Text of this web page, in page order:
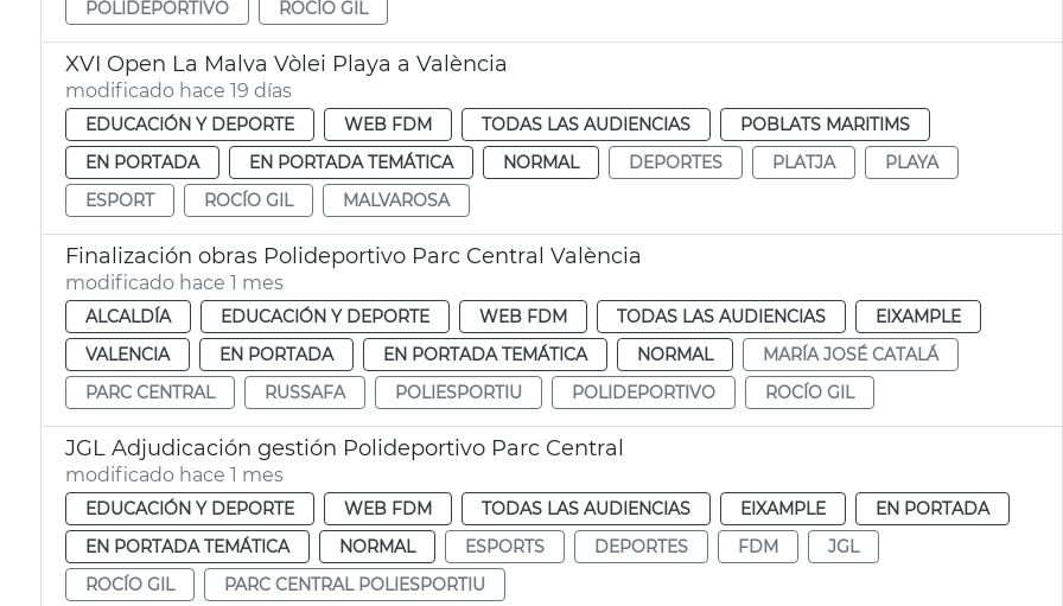
POLIDEPORTIVO
ROCÍO GIL
XVI Open La Malva Vòlei Playa a València
modificado hace 19 días
EDUCACIÓN Y DEPORTE WEB FDM TODAS LAS AUDIENCIAS
POBLATS MARITIMS
EN PORTADA
EN PORTADA TEMÁTICA NORMAL DEPORTES PLATJA
PLAYA
ESPORT
ROCÍO GIL MALVAROSA
Finalización obras Polideportivo Parc Central València
modificado hace 1 mes
ALCALDÍA EDUCACIÓN Y DEPORTE WEB FDM TODAS LAS AUDIENCIAS
EIXAMPLE
VALENCIA
EN PORTADA EN PORTADA TEMÁTICA NORMAL
MARÍA JOSÉ CATALÁ
PARC CENTRAL
RUSSAFA POLIESPORTIU POLIDEPORTIVO ROCÍO GIL
JGL Adjudicación gestión Polideportivo Parc Central
modificado hace 1 mes
EDUCACIÓN Y DEPORTE WEB FDM TODAS LAS AUDIENCIAS EIXAMPLE
EN PORTADA
EN PORTADA TEMÁTICA
NORMAL ESPORTS DEPORTES FDM
JGL
ROCÍO GIL
PARC CENTRAL POLIESPORTIU